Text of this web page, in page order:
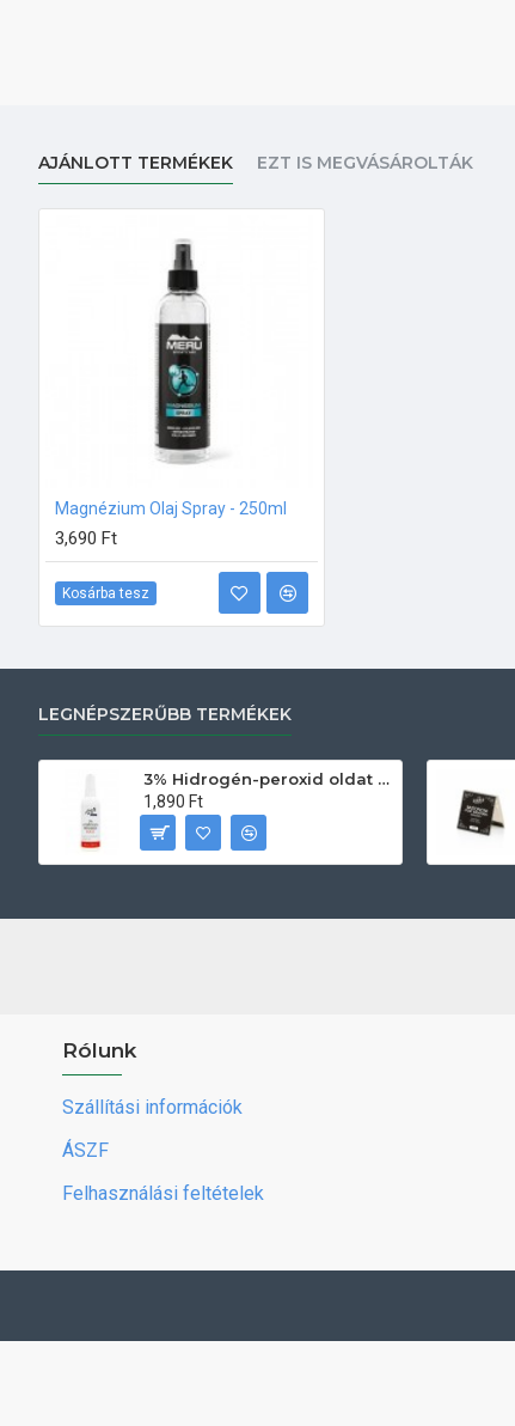
AJÁNLOTT TERMÉKEK EZT IS MEGVÁSÁROLTÁK
Magnézium Olaj Spray - 250ml
3,690 Ft
Kosárba tesz
LEGNÉPSZERŰBB TERMÉKEK
3% Hidrogén-peroxid oldat (sebfertőtlenítő) 100ml
1,890 Ft
Rólunk
Szállítási információk
ÁSZF
Felhasználási feltételek